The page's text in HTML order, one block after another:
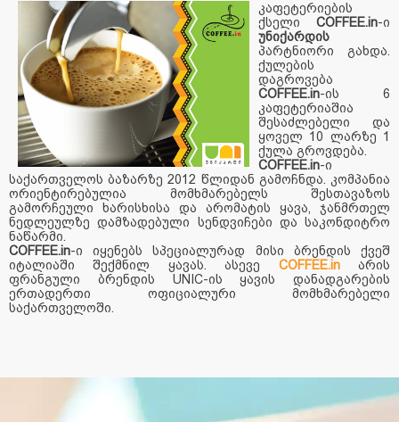
კაფეტერიების
ქსელი COFFEE.in-ი
უნიქარდის
პარტნიორი გახდა.
ქულების
დაგროვება
COFFEE.in-ის 6
კაფეტერიაშია
შესაძლებელი და
ყოველ 10 ლარზე 1
ქულა გროვდება.
COFFEE.in-ი
საქართველოს ბაზარზე 2012 წლიდან გამოჩნდა. კომპანია
ორიენტირებულია მომხმარებელს შესთავაზოს
გამორჩეული ხარისხისა და არომატის ყავა, ჯანმრთელ
ნედლეულზე დამზადებული სენდვიჩები და საკონდიტრო
ნაწარმი.
COFFEE.in-ი იყენებს სპეციალურად მისი ბრენდის ქვეშ
იტალიაში შექმნილ ყავას. ასევე COFFEE.inარის
ფრანგული ბრენდის UNIC-ის ყავის დანადგარების
ერთადერთი ოფიციალური მომხმარებელი
საქართველოში.